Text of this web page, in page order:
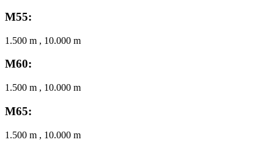
M55:
1.500 m , 10.000 m
M60:
1.500 m , 10.000 m
M65:
1.500 m , 10.000 m